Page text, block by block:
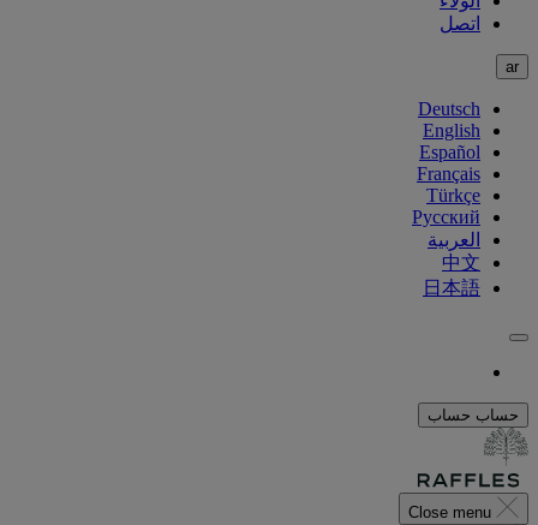
اتصل
ar
Deutsch
English
Español
Français
Türkçe
Русский
العربية
中文
日本語
حساب حساب
Close menu